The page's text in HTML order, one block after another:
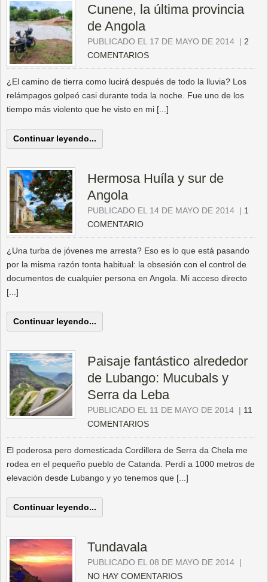
Cunene, la última provincia
de Angola
PUBLICADO EL 17 DE MAYO DE 2014 | 2
COMENTARIOS
¿El camino de tierra como lucirá después de todo la lluvia? Los
relámpagos golpeó casi durante toda la noche. Fue uno de los
tiempo más violento que he visto en mi [...]
Continuar leyendo...
Hermosa Huíla y sur de
Angola
PUBLICADO EL 14 DE MAYO DE 2014 | 1
COMENTARIO
¿Una turba de jóvenes me arresta? Eso es lo que está pasando
por la misma razón tonta habitual: la obsesión con el control de
documentos de cualquier persona en Angola. Mi acceso directo
[...]
Continuar leyendo...
Paisaje fantástico alrededor
de Lubango: Mucubals y
Serra da Leba
PUBLICADO EL 11 DE MAYO DE 2014 | 11
COMENTARIOS
El poderosa pero domesticada Cordillera de Serra da Chela me
rodea en el pequeño pueblo de Catanda. Perdí a 1000 metros de
elevación desde Lubango y yo tenemos que [...]
Continuar leyendo...
Tundavala
PUBLICADO EL 08 DE MAYO DE 2014 |
NO HAY COMENTARIOS